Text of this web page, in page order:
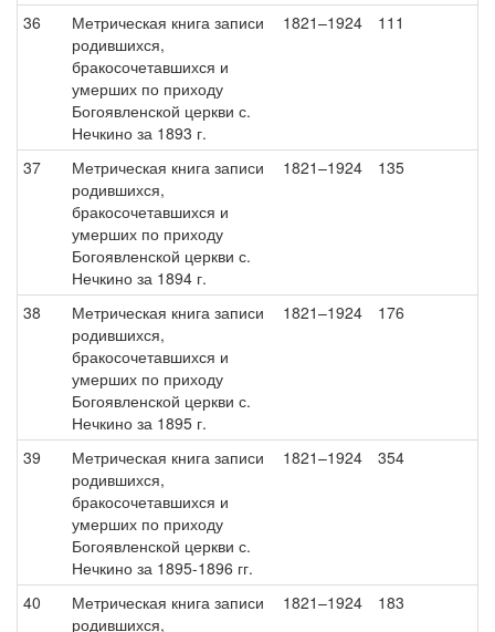
36
Метрическая книга записи
родившихся,
бракосочетавшихся и
умерших по приходу
Богоявленской церкви с.
Нечкино за 1893 г.
1821–1924 111
37
Метрическая книга записи
родившихся,
бракосочетавшихся и
умерших по приходу
Богоявленской церкви с.
Нечкино за 1894 г.
1821–1924 135
38
Метрическая книга записи
родившихся,
бракосочетавшихся и
умерших по приходу
Богоявленской церкви с.
Нечкино за 1895 г.
1821–1924 176
39
Метрическая книга записи
родившихся,
бракосочетавшихся и
умерших по приходу
Богоявленской церкви с.
Нечкино за 1895-1896 гг.
1821–1924 354
40
Метрическая книга записи
родившихся,
1821–1924 183